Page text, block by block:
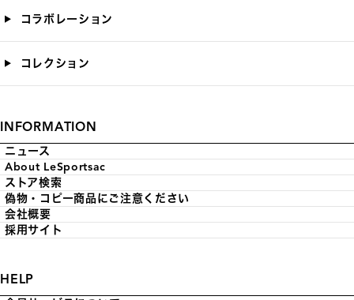
コラボレーション
コレクション
INFORMATION
ニュース
About LeSportsac
ストア検索
偽物・コピー商品にご注意ください
会社概要
採用サイト
HELP